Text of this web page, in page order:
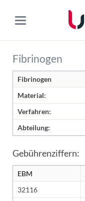
Fibrinogen
Fibrinogen
Material:
Verfahren:
Abteilung:
Gebührenziffern:
EBM
32116